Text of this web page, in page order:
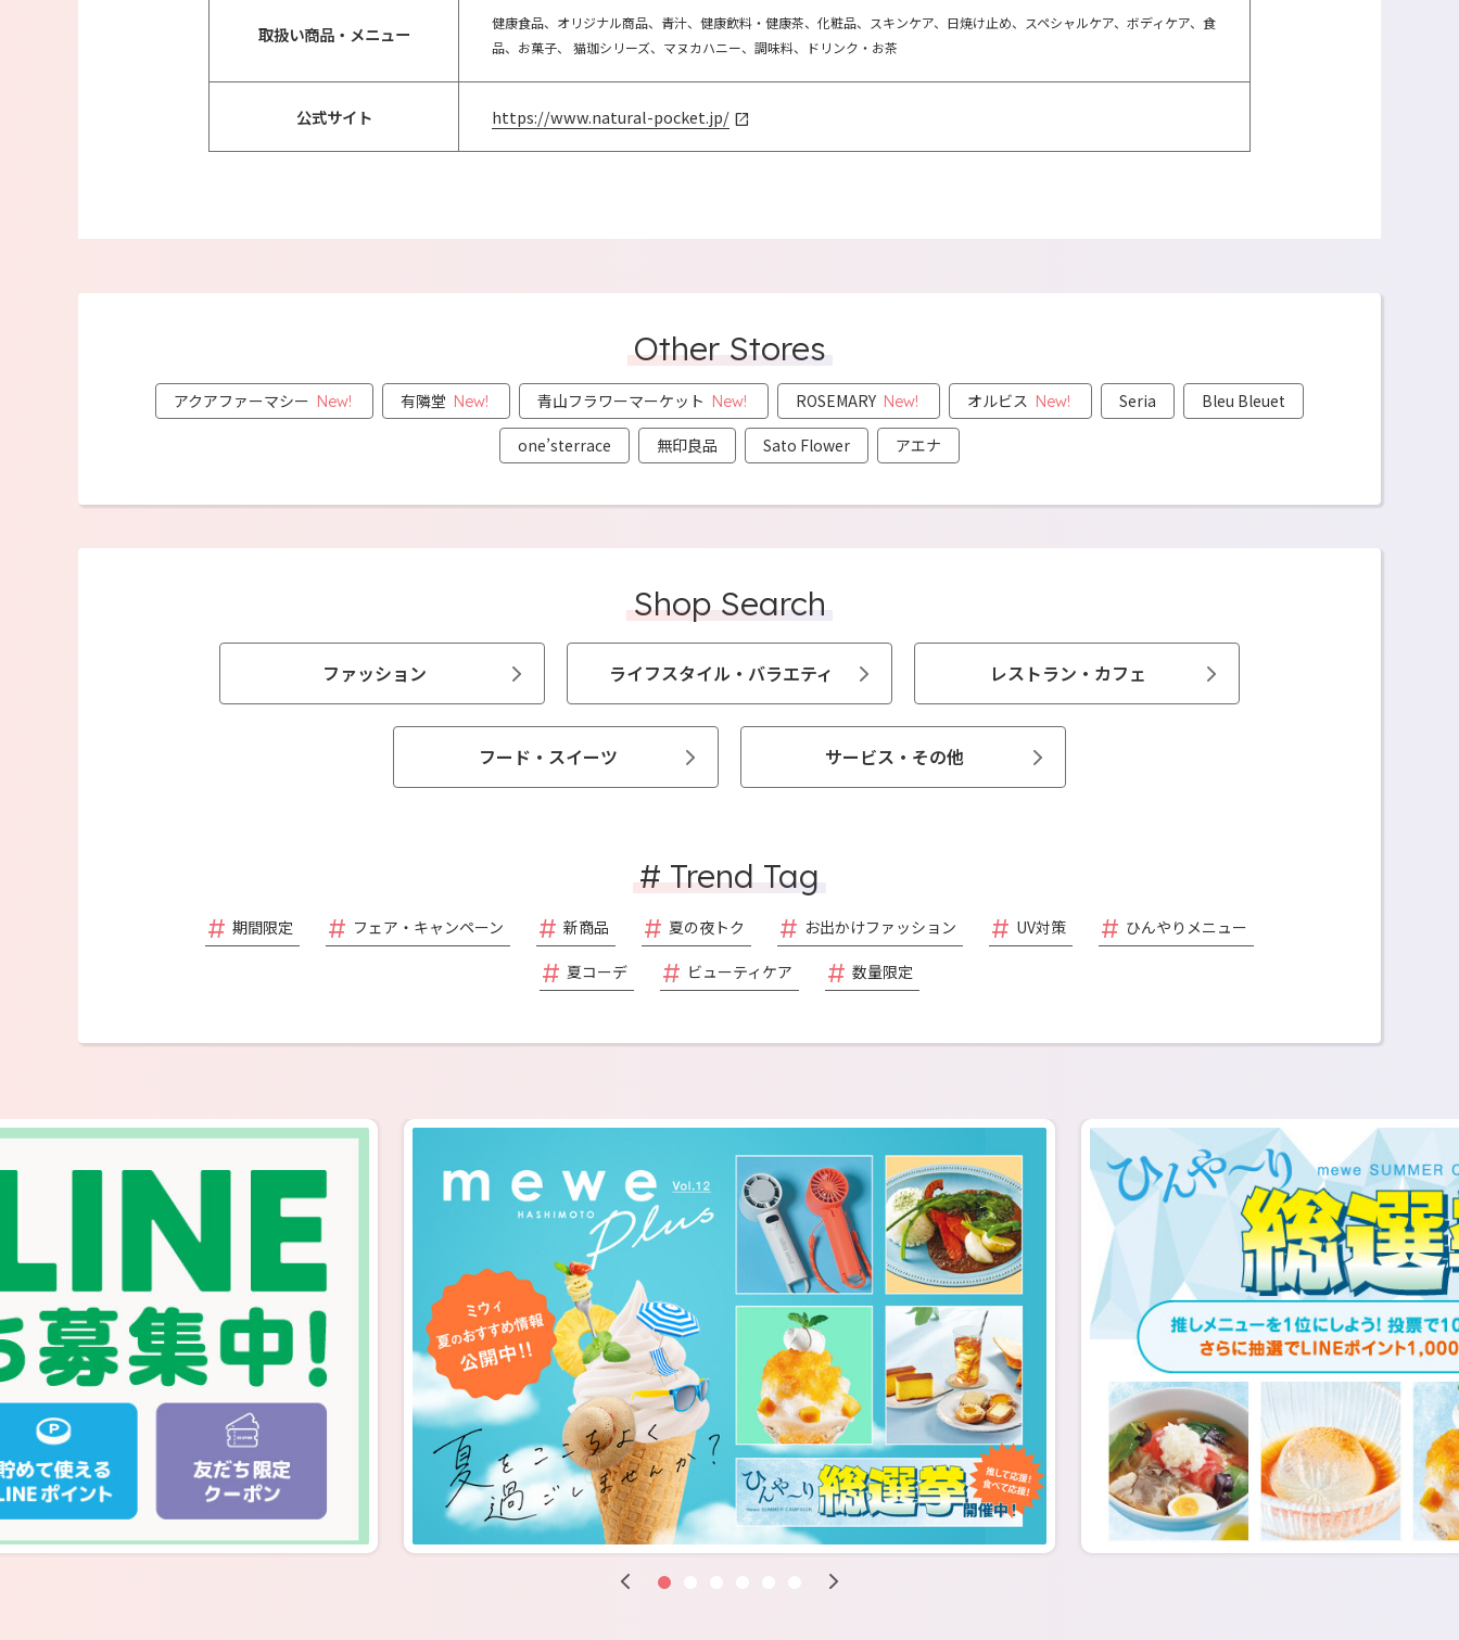
取扱い商品・メニュー
健康食品、オリジナル商品、青汁、健康飲料・健康茶、化粧品、スキンケア、日焼け止め、スペシャルケア、ボディケア、食
品、お菓子、 猫珈シリーズ、マヌカハニー、調味料、ドリンク・お茶
公式サイト https://www.natural-pocket.jp/
Other Stores
アクアファーマシー New! 有隣堂 New! 青山フラワーマーケット New! ROSEMARY New! オルビス New! Seria Bleu Bleuet
one’sterrace 無印良品 Sato Flower アエナ
Shop Search
ファッション ライフスタイル・バラエティ レストラン・カフェ
フード・スイーツ サービス・その他
# Trend Tag
期間限定 フェア・キャンペーン 新商品 夏の夜トク お出かけファッション UV対策 ひんやりメニュー
夏コーデ ビューティケア 数量限定